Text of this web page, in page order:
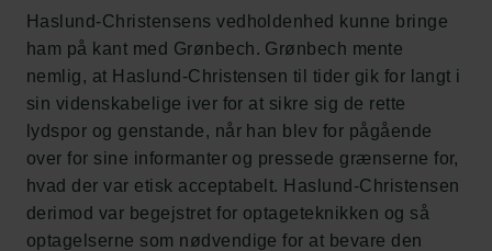
Haslund-Christensens vedholdenhed kunne bringe
ham på kant med Grønbech. Grønbech mente
nemlig, at Haslund-Christensen til tider gik for langt i
sin videnskabelige iver for at sikre sig de rette
lydspor og genstande, når han blev for pågående
over for sine informanter og pressede grænserne for,
hvad der var etisk acceptabelt. Haslund-Christensen
derimod var begejstret for optageteknikken og så
optagelserne som nødvendige for at bevare den